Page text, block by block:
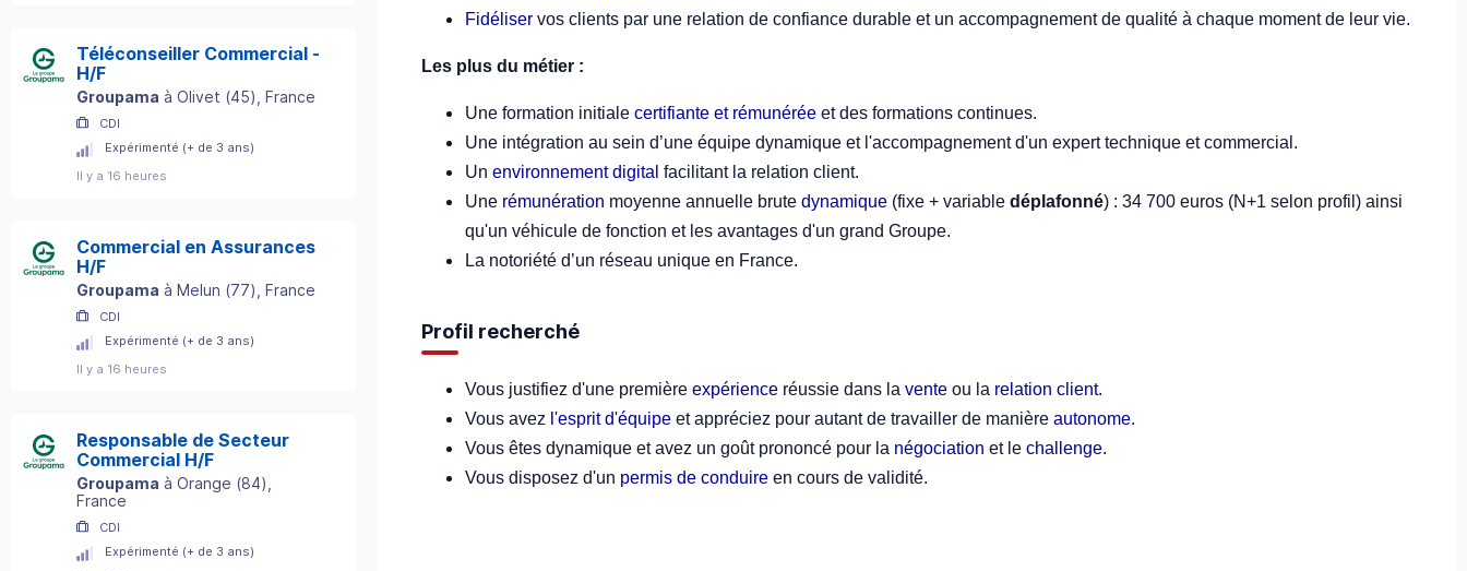
Téléconseiller Commercial -
H/F
Groupama à Olivet (45) , France
CDI
Expérimenté (+ de 3 ans)
Il y a 16 heures
Commercial en Assurances
H/F
Groupama à Melun (77) , France
CDI
Expérimenté (+ de 3 ans)
Il y a 16 heures
Responsable de Secteur
Commercial H/F
Groupama à Orange (84)
France
CDI
Expérimenté (+ de 3 ans)
Fidéliser vos clients par une relation de confiance durable et un accompagnement de qualité à chaque moment de leur vie.
Les plus du métier :
Une formation initiale certifiante et rémunérée et des formations continues.
Une intégration au sein d’une équipe dynamique et l'accompagnement d'un expert technique et commercial.
Un environnement digital facilitant la relation client.
Une rémunération moyenne annuelle brute dynamique (fixe + variable déplafonné) : 34 700 euros (N+1 selon profil) ainsi
qu'un véhicule de fonction et les avantages d'un grand Groupe.
La notoriété d’un réseau unique en France.
Profil recherché
Vous justifiez d'une première expérience réussie dans la vente ou la relation client.
Vous avez l'esprit d'équipe et appréciez pour autant de travailler de manière autonome.
Vous êtes dynamique et avez un goût prononcé pour la négociation et le challenge.
Vous disposez d'un permis de conduire en cours de validité.